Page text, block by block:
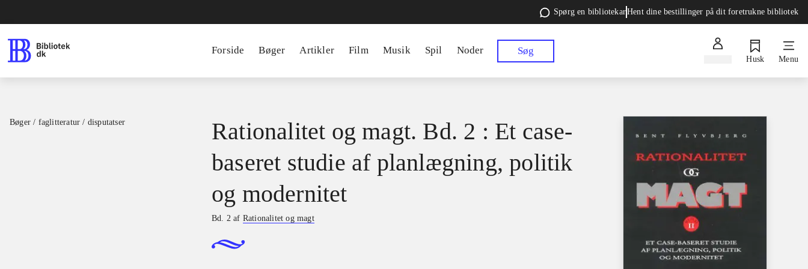
Spørg en bibliotekarHent dine bestillinger på dit foretrukne bibliotek
Forside Bøger Artikler Film Musik Spil Noder Søg
Husk Menu
Bøger / faglitteratur / disputatser
Rationalitet og magt. Bd. 2 : Et case-
baseret studie af planlægning, politik
og modernitet
Bd. 2 af Rationalitet og magt